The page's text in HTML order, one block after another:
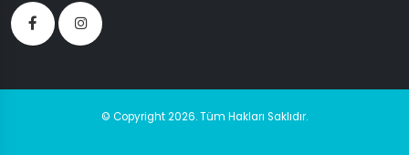
© Copyright 2026. Tüm Hakları Saklıdır.